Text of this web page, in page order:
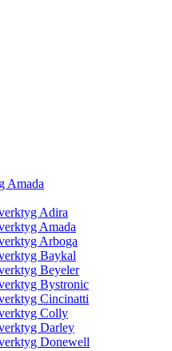
Amada
Adira
Amada
Arboga
Baykal
Beyeler
Bystronic
Cincinatti
Colly
Darley
Donewell